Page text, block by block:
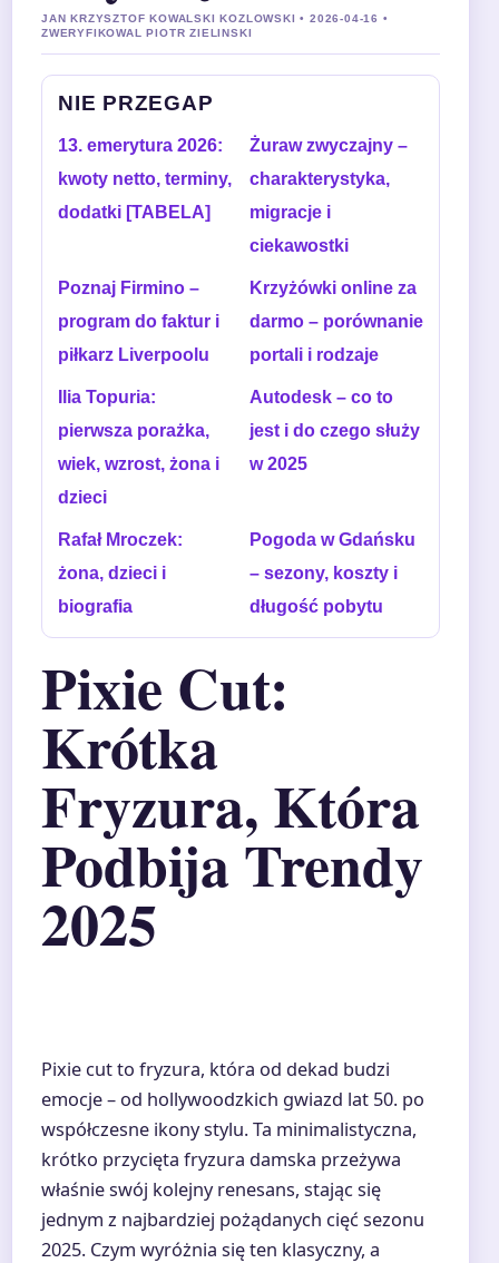
JAN KRZYSZTOF KOWALSKI KOZLOWSKI • 2026-04-16 •
ZWERYFIKOWAL PIOTR ZIELINSKI
NIE PRZEGAP
13. emerytura 2026:
kwoty netto, terminy,
dodatki [TABELA]
Żuraw zwyczajny –
charakterystyka,
migracje i
ciekawostki
Poznaj Firmino –
program do faktur i
piłkarz Liverpoolu
Krzyżówki online za
darmo – porównanie
portali i rodzaje
Ilia Topuria:
pierwsza porażka,
wiek, wzrost, żona i
dzieci
Autodesk – co to
jest i do czego służy
w 2025
Rafał Mroczek:
żona, dzieci i
biografia
Pogoda w Gdańsku
– sezony, koszty i
długość pobytu
Pixie Cut:
Krótka
Fryzura, Która
Podbija Trendy
2025
Pixie cut to fryzura, która od dekad budzi
emocje – od hollywoodzkich gwiazd lat 50. po
współczesne ikony stylu. Ta minimalistyczna,
krótko przycięta fryzura damska przeżywa
właśnie swój kolejny renesans, stając się
jednym z najbardziej pożądanych cięć sezonu
2025. Czym wyróżnia się ten klasyczny, a